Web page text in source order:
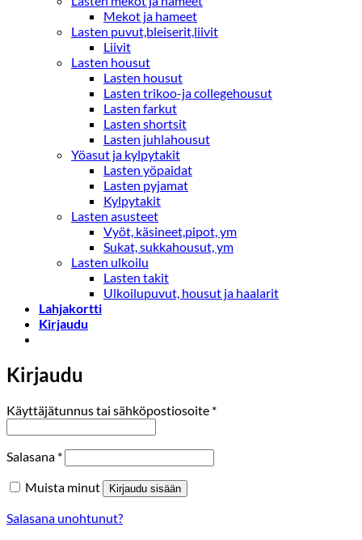
Mekot ja hameet
Lasten puvut,bleiserit,liivit
Liivit
Lasten housut
Lasten housut
Lasten trikoo-ja collegehousut
Lasten farkut
Lasten shortsit
Lasten juhlahousut
Yöasut ja kylpytakit
Lasten yöpaidat
Lasten pyjamat
Kylpytakit
Lasten asusteet
Vyöt, käsineet,pipot, ym
Sukat, sukkahousut, ym
Lasten ulkoilu
Lasten takit
Ulkoilupuvut, housut ja haalarit
Lahjakortti
Kirjaudu
Kirjaudu
Käyttäjätunnus tai sähköpostiosoite *Vaaditaan
Salasana *Vaaditaan
Muista minut Kirjaudu sisään
Salasana unohtunut?